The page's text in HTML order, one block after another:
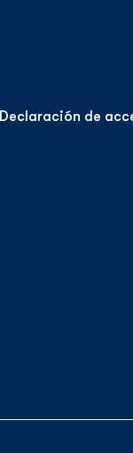
Declaración de